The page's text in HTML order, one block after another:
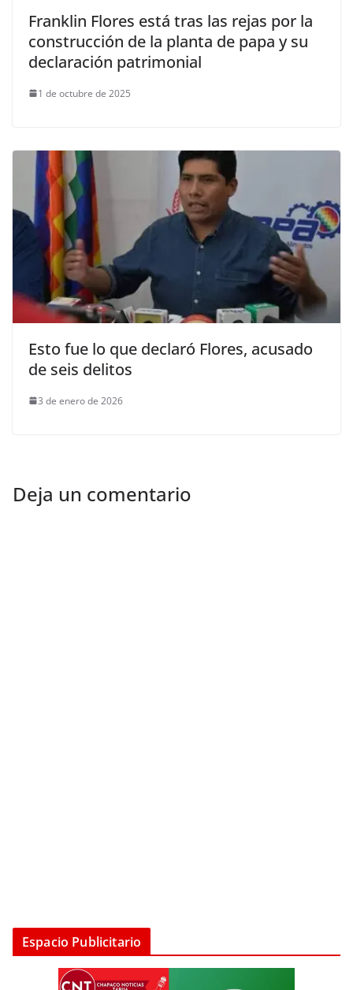
Franklin Flores está tras las rejas por la
construcción de la planta de papa y su
declaración patrimonial
1 de octubre de 2025
Esto fue lo que declaró Flores, acusado
de seis delitos
3 de enero de 2026
Deja un comentario
Espacio Publicitario